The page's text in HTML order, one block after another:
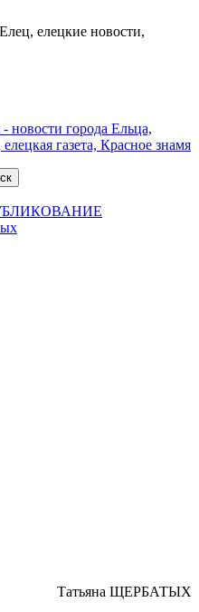
елецкие новости,
новости города Ельца,
газета, Красное знамя
Татьяна ЩЕРБАТЫХ